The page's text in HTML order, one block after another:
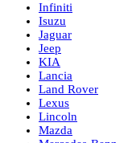
Infiniti
Isuzu
Jaguar
Jeep
KIA
Lancia
Land Rover
Lexus
Lincoln
Mazda